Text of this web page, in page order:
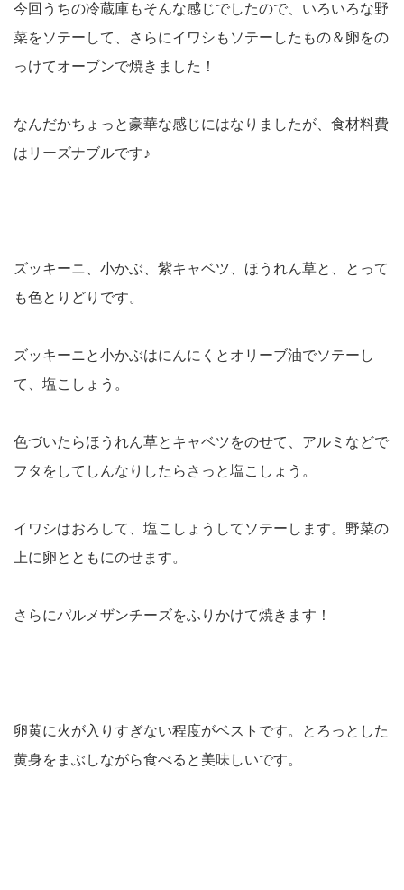
今回うちの冷蔵庫もそんな感じでしたので、いろいろな野
菜をソテーして、さらにイワシもソテーしたもの＆卵をの
っけてオーブンで焼きました！
なんだかちょっと豪華な感じにはなりましたが、食材料費
はリーズナブルです♪
ズッキーニ、小かぶ、紫キャベツ、ほうれん草と、とって
も色とりどりです。
ズッキーニと小かぶはにんにくとオリーブ油でソテーし
て、塩こしょう。
色づいたらほうれん草とキャベツをのせて、アルミなどで
フタをしてしんなりしたらさっと塩こしょう。
イワシはおろして、塩こしょうしてソテーします。野菜の
上に卵とともにのせます。
さらにパルメザンチーズをふりかけて焼きます！
卵黄に火が入りすぎない程度がベストです。とろっとした
黄身をまぶしながら食べると美味しいです。